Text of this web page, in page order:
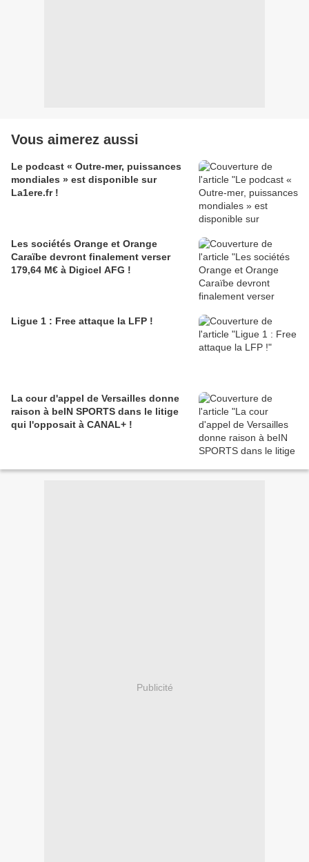
Vous aimerez aussi
Le podcast « Outre-mer, puissances
mondiales » est disponible sur
La1ere.fr !
Les sociétés Orange et Orange
Caraïbe devront finalement verser
179,64 M€ à Digicel AFG !
Ligue 1 : Free attaque la LFP !
La cour d'appel de Versailles donne
raison à beIN SPORTS dans le litige
qui l'opposait à CANAL+ !
Publicité